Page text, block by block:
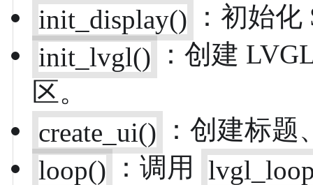
init_display()
：初始
init_lvgl()
：创建
区。
create_ui()
：创建标
loop()
：调用